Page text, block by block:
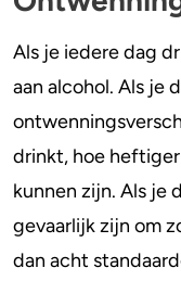
Als je iedere dag
aan alcohol. Als je
drinkt, hoe
kunnen zijn. Als je
gevaarlijk zijn om
dan acht